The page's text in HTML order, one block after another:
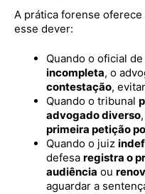
A prática forense
esse dever:
Quando o oficial
incompleta, o
contestação,
Quando o tribunal
advogado diverso
primeira petição
Quando o juiz
defesa registra o
audiência ou
aguardar a